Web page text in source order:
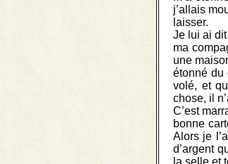
j’allais
laisser.
Je lui ai
ma
une
étonné du
volé, et
chose, il
C’est
bonne
Alors je
d’argent
la selle et